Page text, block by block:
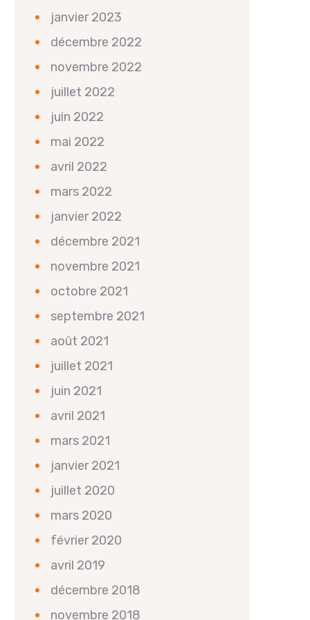
janvier 2023
décembre 2022
novembre 2022
juillet 2022
juin 2022
mai 2022
avril 2022
mars 2022
janvier 2022
décembre 2021
novembre 2021
octobre 2021
septembre 2021
août 2021
juillet 2021
juin 2021
avril 2021
mars 2021
janvier 2021
juillet 2020
mars 2020
février 2020
avril 2019
décembre 2018
novembre 2018